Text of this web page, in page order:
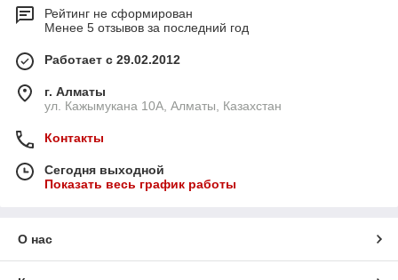
Рейтинг не сформирован
Менее 5 отзывов за последний год
Работает с 29.02.2012
г. Алматы
ул. Кажымукана 10А, Алматы, Казахстан
Контакты
Сегодня выходной
Показать весь график работы
О нас